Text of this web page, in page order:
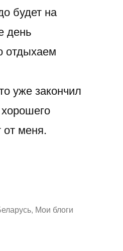
будет на
день
отдыхаем
уже закончил
меня.
, Мои блоги